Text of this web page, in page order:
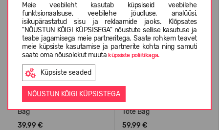
Meie veebileht kasutab küpsiseid veebilehe
funktsionaalsuse, veebilehe jõudluse, analüüsi,
isikupärastatud sisu ja reklaamide jaoks. Klõpsates
"NÕUSTUN KÕIGI KÜPSISEGA" nõustute sellise kasutuse ja
teabe jagamisega meie partneritega. Saate rohkem teavet
meie küpsiste kasutamise ja partnerite kohta ning samuti
saate oma nõusolekut muutaküpsiste poliitikaga.
Küpsiste seaded
NÕUSTUN KÕIGI KÜPSISTEGA
Crocs™ Classic Small Tote
Bag
39,99 €
Crocs™ Classic Medium
Tote Bag
59,99 €